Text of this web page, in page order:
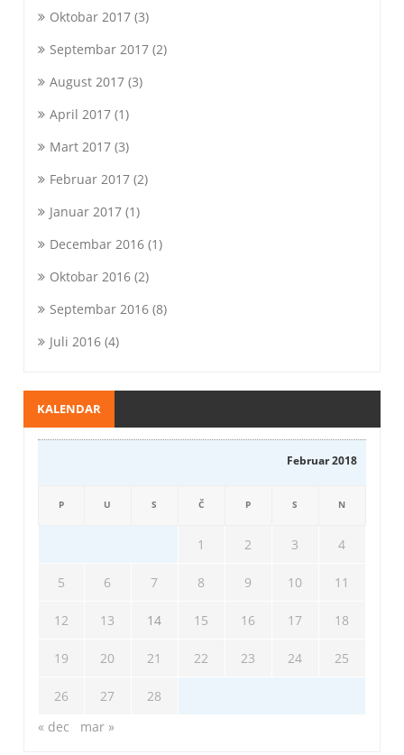
Oktobar 2017(3)
Septembar 2017(2)
August 2017(3)
April 2017(1)
Mart 2017(3)
Februar 2017(2)
Januar 2017(1)
Decembar 2016(1)
Oktobar 2016(2)
Septembar 2016(8)
Juli 2016(4)
KALENDAR
Februar 2018
P U S Č P S N
1 2 3 4
5 6 7 8 9 10 11
12 13 14 15 16 17 18
19 20 21 22 23 24 25
26 27
28
« dec
mar »